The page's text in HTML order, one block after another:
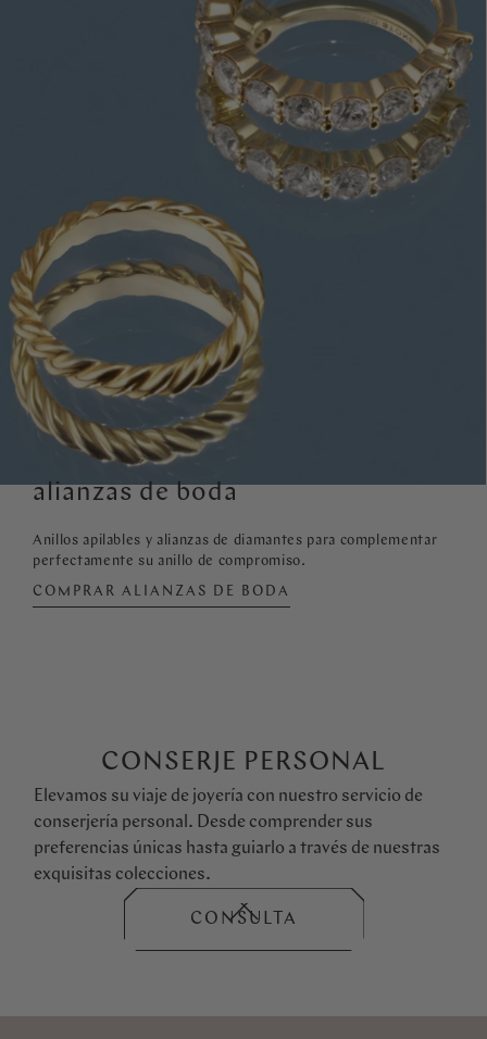
alianzas de boda
Anillos apilables y alianzas de diamantes para complementar
perfectamente su anillo de compromiso.
COMPRAR ALIANZAS DE BODA
CONSERJE PERSONAL
Elevamos su viaje de joyería con nuestro servicio de
conserjería personal. Desde comprender sus
preferencias únicas hasta guiarlo a través de nuestras
exquisitas colecciones.
CONSULTA